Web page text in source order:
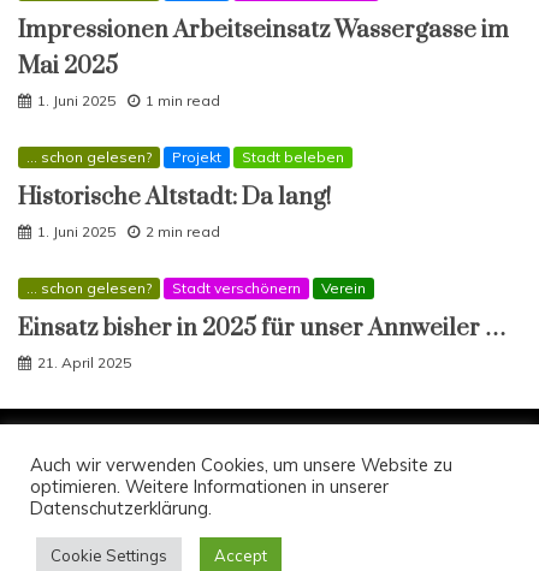
Impressionen Arbeitseinsatz Wassergasse im
Mai 2025
1. Juni 2025 1 min read
... schon gelesen? Projekt Stadt beleben
Historische Altstadt: Da lang!
1. Juni 2025 2 min read
... schon gelesen? Stadt verschönern Verein
Einsatz bisher in 2025 für unser Annweiler …
21. April 2025
Copyright Zukunft-Annweiler e.V.; Anfragen an
info(at)zukunft-annweiler.de
Proudly powered by WordPress
Mag byCandid Themes
Auch wir verwenden Cookies, um unsere Website zu
optimieren. Weitere Informationen in unserer
Datenschutzerklärung.
Cookie Settings Accept